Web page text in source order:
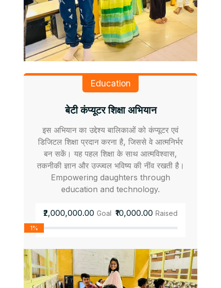
Education
बेटी कंप्यूटर शिक्षा अभियान
इस अभियान का उद्देश्य बालिकाओं को कंप्यूटर एवं
डिजिटल शिक्षा प्रदान करना है, जिससे वे आत्मनिर्भर
बन सकें। यह पहल शिक्षा के साथ आत्मविश्वास,
तकनीकी ज्ञान और उज्ज्वल भविष्य की नींव रखती है।
Empowering daughters through
education and technology.
₹2,000,000.00 Goal ₹10,000.00 Raised
1%